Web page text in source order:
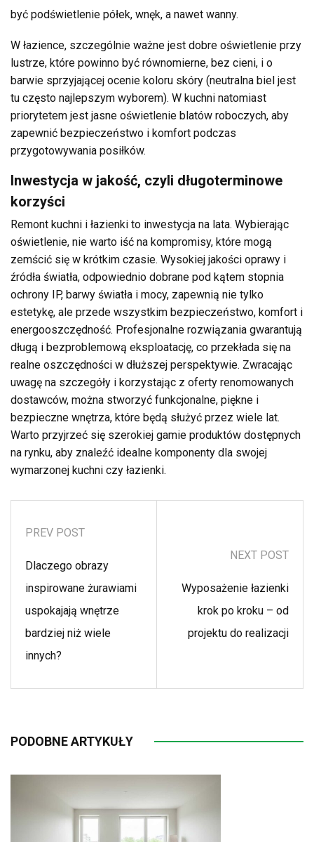
być podświetlenie półek, wnęk, a nawet wanny.
W łazience, szczególnie ważne jest dobre oświetlenie przy
lustrze, które powinno być równomierne, bez cieni, i o
barwie sprzyjającej ocenie koloru skóry (neutralna biel jest
tu często najlepszym wyborem). W kuchni natomiast
priorytetem jest jasne oświetlenie blatów roboczych, aby
zapewnić bezpieczeństwo i komfort podczas
przygotowywania posiłków.
Inwestycja w jakość, czyli długoterminowe
korzyści
Remont kuchni i łazienki to inwestycja na lata. Wybierając
oświetlenie, nie warto iść na kompromisy, które mogą
zemścić się w krótkim czasie. Wysokiej jakości oprawy i
źródła światła, odpowiednio dobrane pod kątem stopnia
ochrony IP, barwy światła i mocy, zapewnią nie tylko
estetykę, ale przede wszystkim bezpieczeństwo, komfort i
energooszczędność. Profesjonalne rozwiązania gwarantują
długą i bezproblemową eksploatację, co przekłada się na
realne oszczędności w dłuższej perspektywie. Zwracając
uwagę na szczegóły i korzystając z oferty renomowanych
dostawców, można stworzyć funkcjonalne, piękne i
bezpieczne wnętrza, które będą służyć przez wiele lat.
Warto przyjrzeć się szerokiej gamie produktów dostępnych
na rynku, aby znaleźć idealne komponenty dla swojej
wymarzonej kuchni czy łazienki.
PREV POST
Dlaczego obrazy
inspirowane żurawiami
uspokajają wnętrze
bardziej niż wiele
innych?
NEXT POST
Wyposażenie łazienki
krok po kroku – od
projektu do realizacji
PODOBNE ARTYKUŁY